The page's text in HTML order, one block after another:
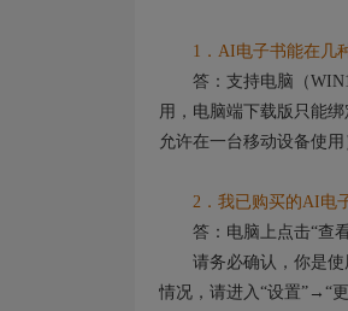
1．AI电子书能在几种
答：支持电脑（
用，电脑端下载版只能
允许在一台移动设备使用
2．我已购买的AI电子
答：电脑上点击“查看
请务必确认，你是使用
情况，请进入“设置”→“